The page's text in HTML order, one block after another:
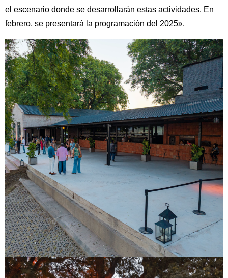
el escenario donde se desarrollarán estas actividades. En
febrero, se presentará la programación del 2025».